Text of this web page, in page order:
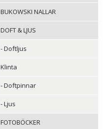
BUKOWSKI NALLAR
DOFT & LJUS
- Doftljus
Klinta
- Doftpinnar
- Ljus
FOTOBÖCKER